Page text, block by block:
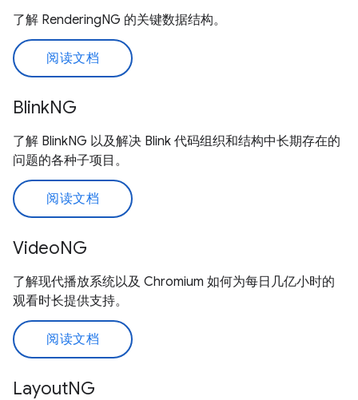
了解 RenderingNG 的关键数据结构。
阅读文档
BlinkNG
了解 BlinkNG 以及解决 Blink 代码组织和结构中长期存在的
问题的各种子项目。
阅读文档
VideoNG
了解现代播放系统以及 Chromium 如何为每日几亿小时的
观看时长提供支持。
阅读文档
LayoutNG